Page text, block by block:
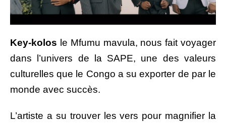
Key-kolos le Mfumu mavula, nous fait voyager
dans l’univers de la SAPE, une des valeurs
culturelles que le Congo a su exporter de par le
monde avec succès.
L’artiste a su trouver les vers pour magnifier la